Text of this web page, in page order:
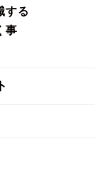
する
事